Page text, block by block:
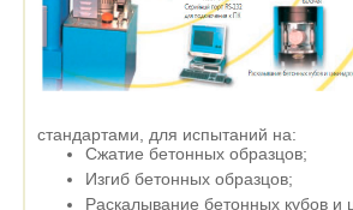
стандартами, для испытаний на:
Сжатие бетонных образцов;
Изгиб бетонных образцов;
Раскалывание бетонных кубов и